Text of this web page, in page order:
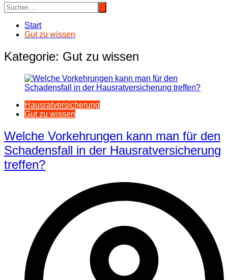
Start
Gut zu wissen
Kategorie: Gut zu wissen
Hausratversicherung
Gut zu wissen
Welche Vorkehrungen kann man für den
Schadensfall in der Hausratversicherung
treffen?